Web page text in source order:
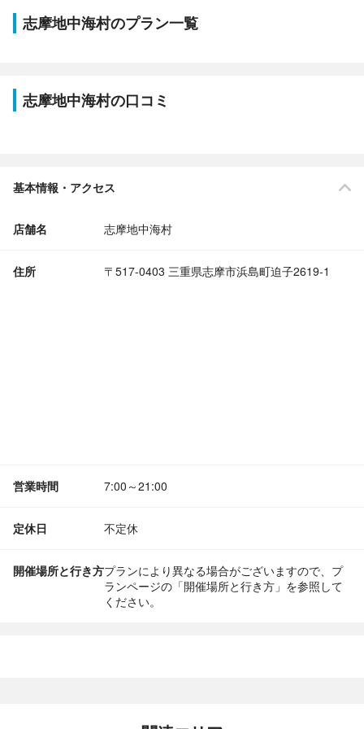
志摩地中海村のプラン一覧
志摩地中海村の口コミ
基本情報・アクセス
店舗名 志摩地中海村
住所 〒517-0403 三重県志摩市浜島町迫子2619-1
営業時間 7:00～21:00
定休日 不定休
開催場所と行き方プランにより異なる場合がございますので、プ
ランページの「開催場所と行き方」を参照して
ください。